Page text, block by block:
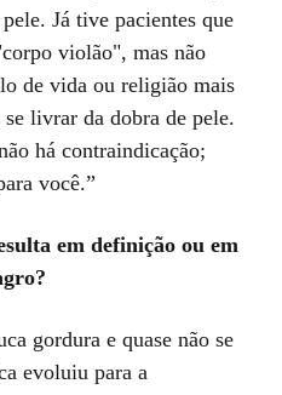
Já tive pacientes que
violão", mas não
de vida ou religião mais
se livrar da dobra de pele.
há contraindicação;
você.”
em definição ou em
gordura e quase não se
evoluiu para a